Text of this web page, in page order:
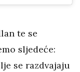
te se
sljedeće:
se razdvajaju